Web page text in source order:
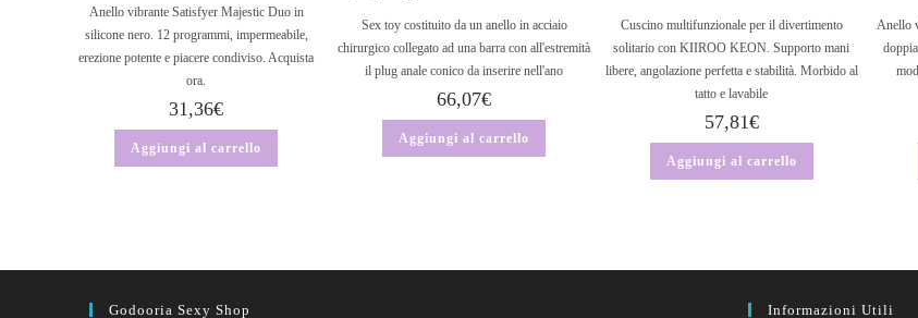
Anello vibrante Satisfyer Majestic Duo in
silicone nero. 12 programmi, impermeabile,
erezione potente e piacere condiviso. Acquista
ora.
31,36€
Aggiungi al carrello
Sex toy costituito da un anello in acciaio
chirurgico collegato ad una barra con all'estremità
il plug anale conico da inserire nell'ano
66,07€
Aggiungi al carrello
Cuscino multifunzionale per il divertimento
solitario con KIIROO KEON. Supporto mani
libere, angolazione perfetta e stabilità. Morbido al
tatto e lavabile
57,81€
Aggiungi al carrello
Anello
Godooria Sexy Shop Informazioni Utili